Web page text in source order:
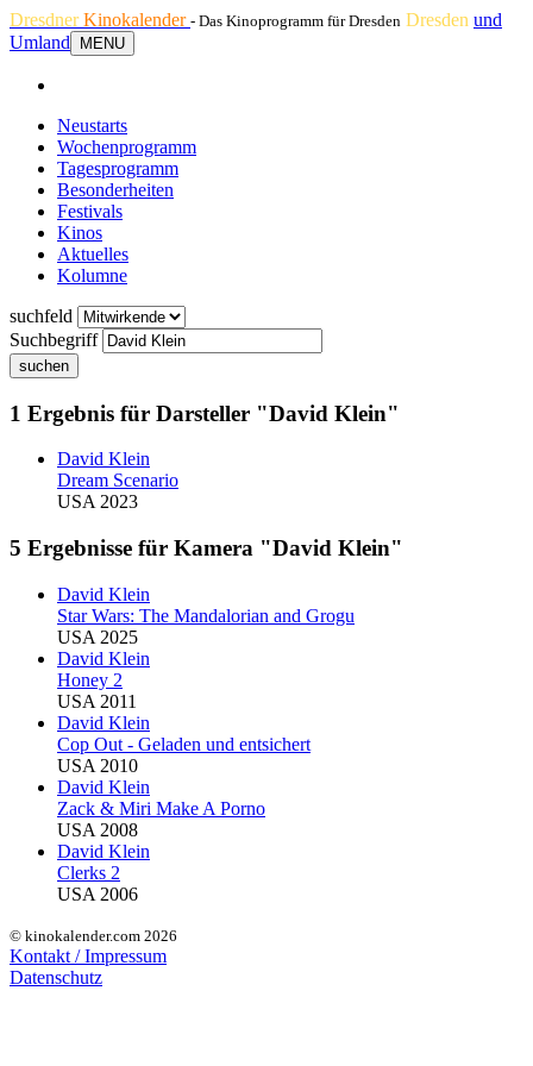
DresdnerKinokalender - Das Kinoprogramm für Dresden Dresden und
Umland
MENU
Neustarts
Wochenprogramm
Tagesprogramm
Besonderheiten
Festivals
Kinos
Aktuelles
Kolumne
suchfeld
Suchbegriff
suchen
1 Ergebnis für Darsteller "David Klein"
David Klein
Dream Scenario
USA 2023
5 Ergebnisse für Kamera "David Klein"
David Klein
Star Wars: The Mandalorian and Grogu
USA 2025
David Klein
Honey 2
USA 2011
David Klein
Cop Out - Geladen und entsichert
USA 2010
David Klein
Zack & Miri Make A Porno
USA 2008
David Klein
Clerks 2
USA 2006
© kinokalender.com 2026
Kontakt / Impressum
Datenschutz